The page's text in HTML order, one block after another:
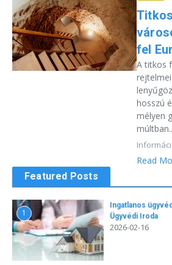
fel
A titkos
hosszú
mélyen
Read
Featured Posts
1
Ingatlanos
Ügyvédi Iroda
2026-02-16